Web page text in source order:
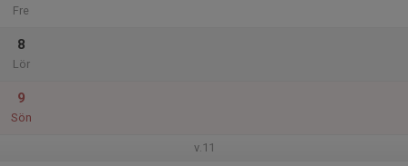
Fre
8
Lör
9
Sön
v.11